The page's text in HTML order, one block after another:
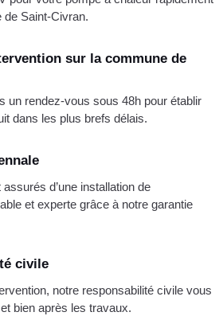
Saint-Civran.
sur la commune de
un rendez-vous sous 48h pour établir
dans les plus brefs délais.
d’une installation de
et experte grâce à notre garantie
civile
notre responsabilité civile vous
bien après les travaux.